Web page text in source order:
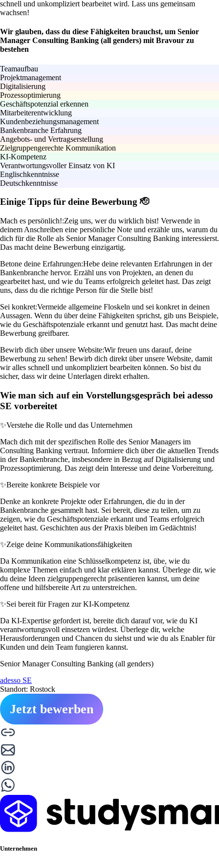
schnell und unkompliziert bearbeitet wird. Lass uns gemeinsam
wachsen!
Wir glauben, dass du diese Fähigkeiten brauchst, um Senior
Manager Consulting Banking (all genders) mit Bravour zu
bestehen
Teamaufbau
Projektmanagement
Digitalisierung
Prozessoptimierung
Geschäftspotenzial erkennen
Mitarbeiterentwicklung
Kundenbeziehungsmanagement
Bankenbranche Erfahrung
Angebots- und Vertragserstellung
Zielgruppengerechte Kommunikation
KI-Kompetenz
Verantwortungsvoller Einsatz von KI
Englischkenntnisse
Deutschkenntnisse
Einige Tipps für deine Bewerbung 🫡
Mach es persönlich!:Zeig uns, wer du wirklich bist! Verwende in
deinem Anschreiben eine persönliche Note und erzähle uns, warum du
dich für die Rolle als Senior Manager Consulting Banking interessierst.
Das macht deine Bewerbung einzigartig.
Betone deine Erfahrungen:Hebe deine relevanten Erfahrungen in der
Bankenbranche hervor. Erzähl uns von Projekten, an denen du
gearbeitet hast, und wie du Teams erfolgreich geleitet hast. Das zeigt
uns, dass du die richtige Person für die Stelle bist!
Sei konkret:Vermeide allgemeine Floskeln und sei konkret in deinen
Aussagen. Wenn du über deine Fähigkeiten sprichst, gib uns Beispiele,
wie du Geschäftspotenziale erkannt und genutzt hast. Das macht deine
Bewerbung greifbarer.
Bewirb dich über unsere Website:Wir freuen uns darauf, deine
Bewerbung zu sehen! Bewirb dich direkt über unsere Website, damit
wir alles schnell und unkompliziert bearbeiten können. So bist du
sicher, dass wir deine Unterlagen direkt erhalten.
Wie man sich auf ein Vorstellungsgespräch bei adesso
SE vorbereitet
✨Verstehe die Rolle und das Unternehmen
Mach dich mit der spezifischen Rolle des Senior Managers im
Consulting Banking vertraut. Informiere dich über die aktuellen Trends
in der Bankenbranche, insbesondere in Bezug auf Digitalisierung und
Prozessoptimierung. Das zeigt dein Interesse und deine Vorbereitung.
✨Bereite konkrete Beispiele vor
Denke an konkrete Projekte oder Erfahrungen, die du in der
Bankenbranche gesammelt hast. Sei bereit, diese zu teilen, um zu
zeigen, wie du Geschäftspotenziale erkannt und Teams erfolgreich
geleitet hast. Geschichten aus der Praxis bleiben im Gedächtnis!
✨Zeige deine Kommunikationsfähigkeiten
Da Kommunikation eine Schlüsselkompetenz ist, übe, wie du
komplexe Themen einfach und klar erklären kannst. Überlege dir, wie
du deine Ideen zielgruppengerecht präsentieren kannst, um deine
offene und hilfsbereite Art zu unterstreichen.
✨Sei bereit für Fragen zur KI-Kompetenz
Da KI-Expertise gefordert ist, bereite dich darauf vor, wie du KI
verantwortungsvoll einsetzen würdest. Überlege dir, welche
Herausforderungen und Chancen du siehst und wie du als Enabler für
Kunden und dein Team fungieren kannst.
Senior Manager Consulting Banking (all genders)
adesso SE
Standort: Rostock
Jetzt bewerben
Unternehmen